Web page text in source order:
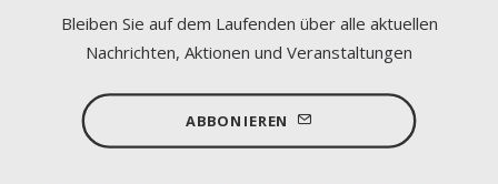
Bleiben Sie auf dem Laufenden über alle aktuellen
Nachrichten, Aktionen und Veranstaltungen
ABBONIEREN